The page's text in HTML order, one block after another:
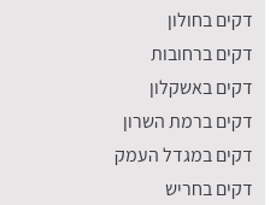
דקים בחולון
דקים ברחובות
דקים באשקלון
דקים ברמת השרון
דקים במגדל העמק
דקים בחריש